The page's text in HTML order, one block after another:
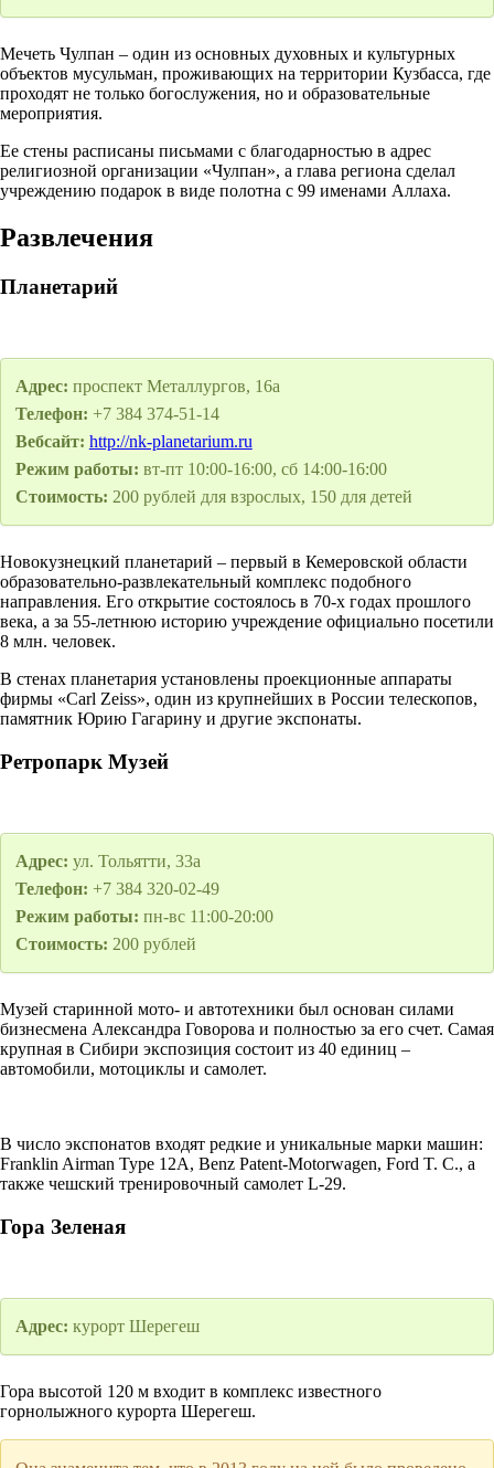
Мечеть Чулпан – один из основных духовных и культурных
объектов мусульман, проживающих на территории Кузбасса, где
проходят не только богослужения, но и образовательные
мероприятия.
Ее стены расписаны письмами с благодарностью в адрес
религиозной организации «Чулпан», а глава региона сделал
учреждению подарок в виде полотна с 99 именами Аллаха.
Развлечения
Планетарий
Адрес: проспект Металлургов, 16а
Телефон: +7 384 374-51-14
Вебсайт: http://nk-planetarium.ru
Режим работы: вт-пт 10:00-16:00, сб 14:00-16:00
Стоимость: 200 рублей для взрослых, 150 для детей
Новокузнецкий планетарий – первый в Кемеровской области
образовательно-развлекательный комплекс подобного
направления. Его открытие состоялось в 70-х годах прошлого
века, а за 55-летнюю историю учреждение официально посетили
8 млн. человек.
В стенах планетария установлены проекционные аппараты
фирмы «Carl Zeiss», один из крупнейших в России телескопов,
памятник Юрию Гагарину и другие экспонаты.
Ретропарк Музей
Адрес: ул. Тольятти, 33а
Телефон: +7 384 320-02-49
Режим работы: пн-вс 11:00-20:00
Стоимость: 200 рублей
Музей старинной мото- и автотехники был основан силами
бизнесмена Александра Говорова и полностью за его счет. Самая
крупная в Сибири экспозиция состоит из 40 единиц –
автомобили, мотоциклы и самолет.
В число экспонатов входят редкие и уникальные марки машин:
Franklin Airman Type 12A, Benz Patent-Motorwagen, Ford T. С., а
также чешский тренировочный самолет L-29.
Гора Зеленая
Адрес: курорт Шерегеш
Гора высотой 120 м входит в комплекс известного
горнолыжного курорта Шерегеш.